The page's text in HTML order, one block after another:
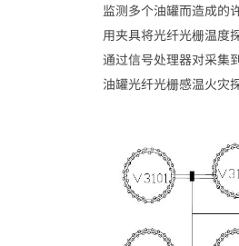
监测多个油罐而造成的
用夹具将光纤光栅温度
通过信号处理器对采集
油罐光纤光栅感温火灾